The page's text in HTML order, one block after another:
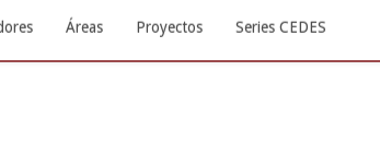
Áreas Proyectos Series CEDES